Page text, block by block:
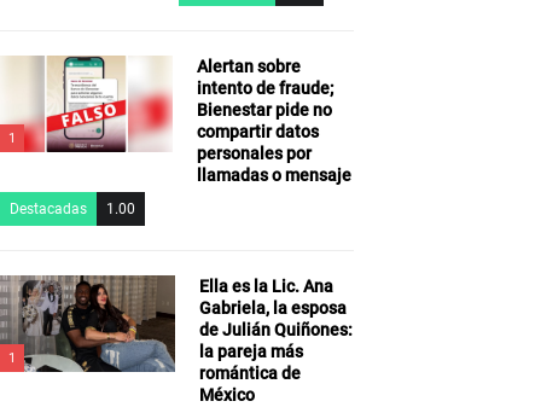
1
Alertan sobre
intento de fraude;
Bienestar pide no
compartir datos
personales por
llamadas o mensaje
Destacadas 1.00
1
Ella es la Lic. Ana
Gabriela, la esposa
de Julián Quiñones:
la pareja más
romántica de
México